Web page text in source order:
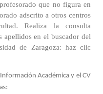
que no figura en
adscrito a otros centros
Realiza la consulta
en el buscador del
de Zaragoza: haz clic
Académica y el CV